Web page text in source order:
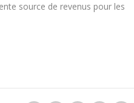
source de revenus pour les